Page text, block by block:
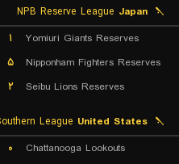
Japan
Yomiuri Giants Reserves
۱
Nipponham Fighters Reserves
۵
Seibu Lions Reserves
۲
United States
Chattanooga Lookouts
۰